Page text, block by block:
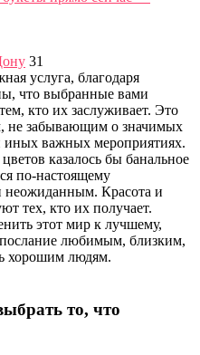
31
услуга, благодаря
что выбранные вами
кто их заслуживает. Это
не забывающим о значимых
иных важных мероприятиях.
казалось бы банальное
по-настоящему
неожиданным. Красота и
тех, кто их получает.
этот мир к лучшему,
послание любимым, близким,
хорошим людям.
то, что